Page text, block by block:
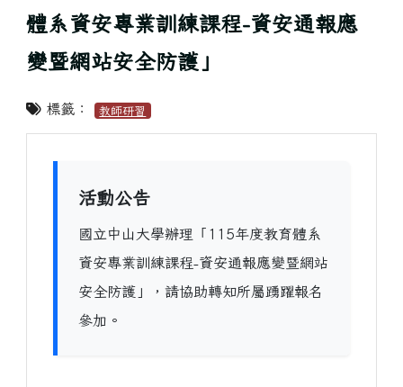
體系資安專業訓練課程-資安通報應
變暨網站安全防護」
標籤： 教師研習
活動公告
國立中山大學辦理「115年度教育體系
資安專業訓練課程-資安通報應變暨網站
安全防護」，請協助轉知所屬踴躍報名
參加。